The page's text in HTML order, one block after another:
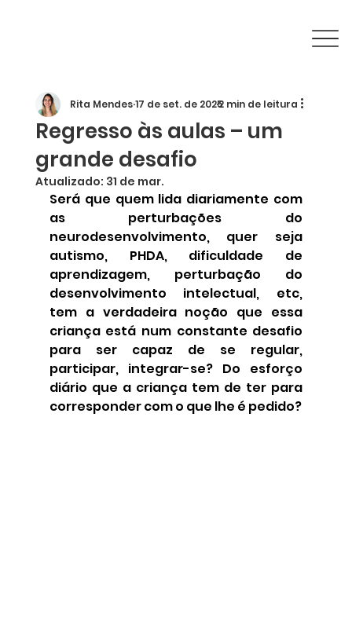
Regresso às aulas – um
grande desafio
Rita Mendes17 de set. de 20252 min de leitura
Atualizado: 31 de mar.
Será que quem lida diariamente com
as perturbações do
neurodesenvolvimento, quer seja
autismo, PHDA, dificuldade de
aprendizagem, perturbação do
desenvolvimento intelectual, etc,
tem a verdadeira noção que essa
criança está num constante desafio
para ser capaz de se regular,
participar, integrar-se? Do esforço
diário que a criança tem de ter para
corresponder com o que lhe é pedido?